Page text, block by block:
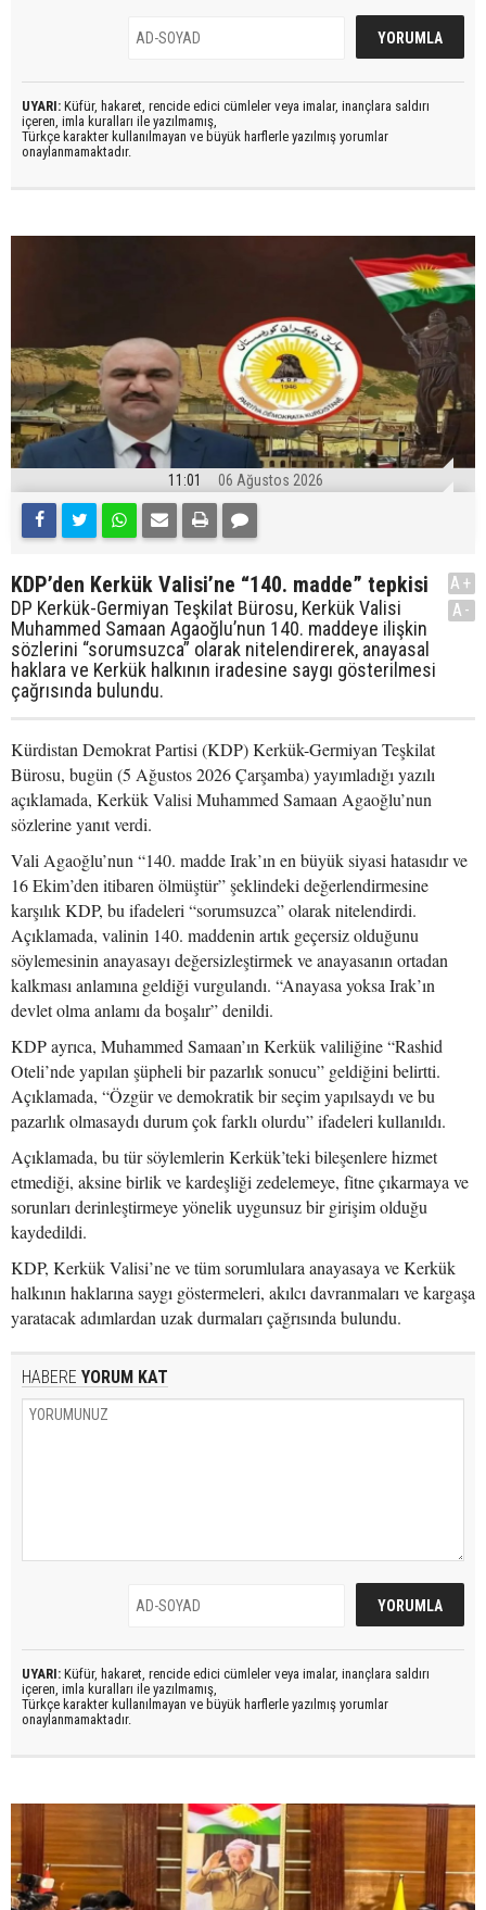
UYARI: Küfür, hakaret, rencide edici cümleler veya imalar, inançlara saldırı
içeren, imla kuralları ile yazılmamış,
Türkçe karakter kullanılmayan ve büyük harflerle yazılmış yorumlar
onaylanmamaktadır.
11:01 06 Ağustos 2026
KDP’den Kerkük Valisi’ne “140. madde” tepkisi
DP Kerkük-Germiyan Teşkilat Bürosu, Kerkük Valisi
Muhammed Samaan Agaoğlu’nun 140. maddeye ilişkin
sözlerini “sorumsuzca” olarak nitelendirerek, anayasal
haklara ve Kerkük halkının iradesine saygı gösterilmesi
çağrısında bulundu.
A+
A-
Kürdistan Demokrat Partisi (KDP) Kerkük-Germiyan Teşkilat
Bürosu, bugün (5 Ağustos 2026 Çarşamba) yayımladığı yazılı
açıklamada, Kerkük Valisi Muhammed Samaan Agaoğlu’nun
sözlerine yanıt verdi.
Vali Agaoğlu’nun “140. madde Irak’ın en büyük siyasi hatasıdır ve
16 Ekim’den itibaren ölmüştür” şeklindeki değerlendirmesine
karşılık KDP, bu ifadeleri “sorumsuzca” olarak nitelendirdi.
Açıklamada, valinin 140. maddenin artık geçersiz olduğunu
söylemesinin anayasayı değersizleştirmek ve anayasanın ortadan
kalkması anlamına geldiği vurgulandı. “Anayasa yoksa Irak’ın
devlet olma anlamı da boşalır” denildi.
KDP ayrıca, Muhammed Samaan’ın Kerkük valiliğine “Rashid
Oteli’nde yapılan şüpheli bir pazarlık sonucu” geldiğini belirtti.
Açıklamada, “Özgür ve demokratik bir seçim yapılsaydı ve bu
pazarlık olmasaydı durum çok farklı olurdu” ifadeleri kullanıldı.
Açıklamada, bu tür söylemlerin Kerkük’teki bileşenlere hizmet
etmediği, aksine birlik ve kardeşliği zedelemeye, fitne çıkarmaya ve
sorunları derinleştirmeye yönelik uygunsuz bir girişim olduğu
kaydedildi.
KDP, Kerkük Valisi’ne ve tüm sorumlulara anayasaya ve Kerkük
halkının haklarına saygı göstermeleri, akılcı davranmaları ve kargaşa
yaratacak adımlardan uzak durmaları çağrısında bulundu.
HABERE YORUM KAT
UYARI: Küfür, hakaret, rencide edici cümleler veya imalar, inançlara saldırı
içeren, imla kuralları ile yazılmamış,
Türkçe karakter kullanılmayan ve büyük harflerle yazılmış yorumlar
onaylanmamaktadır.